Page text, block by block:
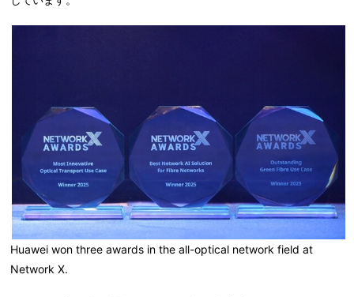
Huawei won three awards in the all-optical network field at
Network X.